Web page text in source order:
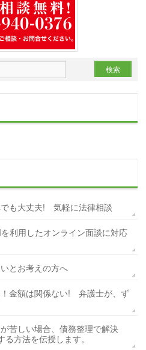
も大丈夫! 気軽に法律相談
利用したオンライン面談に対応
とお考えの方へ
金額は関係ない! 弁護士が、ず
苦しい場合、債務整理で解決
方法を伝授します。